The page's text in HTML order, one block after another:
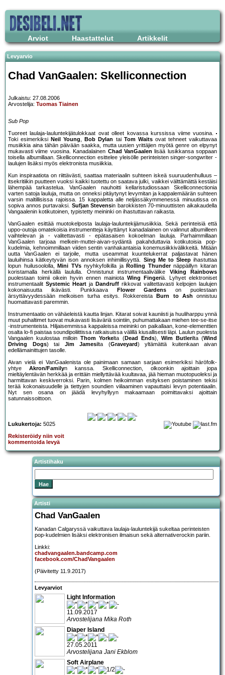
Arviot Haastattelut Artikkelit
Levyarvio
Chad VanGaalen: Skelliconnection
Julkaistu: 27.08.2006
Arvostelija: Tuomas Tiainen
Sub Pop
Tuoreet laulaja-lauluntekijätulokkaat ovat olleet kovassa kurssissa viime vuosina.
Toki esimerkiksi Neil Young, Bob Dylan tai Tom Waitsovat tehneet vaikuttavaa
musiikkia aina tähän päivään saakka, mutta uusien yrittäjien myötä genre on elpynyt
mukavasti viime vuosina. Kanadalainen Chad VanGaalen lisää lusikkansa soppaan
toisella albumillaan. Skelliconnection esittelee yleisölle perinteisten singer-songwriter -
laulujen lisäksi myös elektronista musiikkia.
Kun inspiraatiota on riittävästi, saattaa materiaalin suhteen iskeä suuruudenhulluus –
itsekritiikin puutteen vuoksi kaikki tuotettu on saatava julki, vaikkei välttämättä kestäisi
lähempää tarkastelua. VanGaalen nauhoitti kellaristudiossaan Skelliconnectionia
varten satoja lauluja, mutta on onneksi pitäytynyt levymitan ja kappalemäärän suhteen
varsin maltillisissa rajoissa. 15 kappaletta alle neljässäkymmenessä minuutissa on
sopiva annos purtavaksi. Sufjan Stevensin barokkisten 70-minuuttisten aikakaudella
Vangaalenin kotikutoinen, typistetty meininki on ihastuttavan raikasta.
VanGaalen esittää muotokelposta laulaja-lauluntekijämusiikkia. Sekä perinteisiä että
uppo-outoja omatekoisia instrumentteja käyttänyt kanadalainen on valinnut albumilleen
vaihtelevan ja - valitettavasti - epätasaisen kokoelman lauluja. Parhaimmillaan
VanGaalen tarjoaa melkein-muttei-aivan-sydäntä pakahduttavia kotikutoisia pop-
kudelmia, kehnoimmillaan viiden sentin vanhakantaisia konemusiikkivälikkeitä. Mitään
uutta VanGaalen ei tarjoile, mutta useammat kuuntelukerrat paljastavat hänen
lauluihinsa kätkeytyvän ison annoksen inhimillisyyttä. Sing Me to Sleepihastuttaa
lopun huilusoololla,
Mini TVsnyyhkyfolkilla ja Rolling Thundernäppäillyn kitaran
koristamalla herkällä laululla. Onnistunut instrumentaalivälike Viking Rainbows
puolestaan toimii oikein hyvin ennen mainiota Wing Fingeriä. Lyhyet elektroniset
instrumentaalit Systemic Heart ja Dandruff rikkovat valitettavasti kelpojen laulujen
kokonaisuutta ikävästi. Punkkaava
Flower Gardens on puolestaan
ärsyttävyydessään melkoisen turha esitys. Rokkereista
Burn to Ash onnistuu
huomattavasti paremmin.
Instrumentaatio on vähäeleistä kautta linjan. Kitarat soivat kauniisti ja huuliharppu ynnä
muut puhaltimet tuovat mukavasti lisäväriä sointiin, puhumattakaan miehen tee-se-itse
-instrumenteista. Hiljaisemmissa kappaleissa meininki on paikallaan, kone-elementtien
osalta lo-fi paistaa soundipoliittissa ratkaisuissa välillä kiusallisesti läpi. Laulun puolesta
Vangaalen kuulostaa milloinThom Yorkelta (Dead Ends), Wim Butlerilta (Wind
Driving Dogs) tai Jim Jamesilta (Graveyard) yltämättä kuitenkaan aivan
edellämainittujen tasolle.
Aivan vielä ei VanGaalenista ole painimaan samaan sarjaan esimerkiksi häröfolk-
yhtyeAkron/Familyn kanssa. Skelliconnection, olkoonkin ajoittain jopa
mieltäylentävän herkkää ja erittäin miellyttävää kuultavaa, jää hieman muotopuoleksi ja
harmittavan keskiverroksi. Parin, kolmen heikoimman esityksen poistaminen tekisi
terää kokonaisuudelle ja tiettyjen soundien viilaaminen vapauttaisi levyn potentiaalin.
Nyt sen osana on jäädä levyhyllyyn makaamaan poimittavaksi ajoittain
satunnaissoittoon.
Lukukertoja: 5025
Rekisteröidy niin voit
kommentoida levyä
Artistihaku
Artisti
Chad VanGaalen
Kanadan Calgaryssä vaikuttava laulaja-lauluntekijä sukeltaa perinteisten
pop-kudelmien lisäksi elektronisen ilmaisun sekä alternativerockin pariin.
Linkki:
chadvangaalen.bandcamp.com
facebook.com/ChadVangaalen
(Päivitetty 11.9.2017)
Levyarviot
Light Information
11.09.2017
Arvostelijana Mika Roth
Diaper Island
27.05.2011
Arvostelijana Jani Ekblom
Soft Airplane